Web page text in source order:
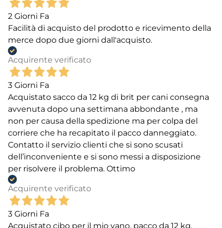
2 Giorni Fa
Facilità di acquisto del prodotto e ricevimento della
merce dopo due giorni dall'acquisto.
Acquirente verificato
3 Giorni Fa
Acquistato sacco da 12 kg di brit per cani consegna
avvenuta dopo una settimana abbondante , ma
non per causa della spedizione ma per colpa del
corriere che ha recapitato il pacco danneggiato.
Contatto il servizio clienti che si sono scusati
dell’inconveniente e si sono messi a disposizione
per risolvere il problema. Ottimo
Acquirente verificato
3 Giorni Fa
Acquistato cibo per il mio vano, pacco da 12 kg,